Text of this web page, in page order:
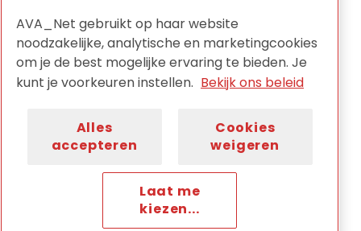
Ja, leuk!
KIA
Praat mee op het kennisnetwerk
voor informatie en archief.
AVA_Net gebruikt op haar website
noodzakelijke, analytische en marketingcookies
om je de best mogelijke ervaring te bieden. Je
kunt je voorkeuren instellen. Bekijk ons beleid
Alles
accepteren
Cookies
weigeren
Laat me
kiezen...